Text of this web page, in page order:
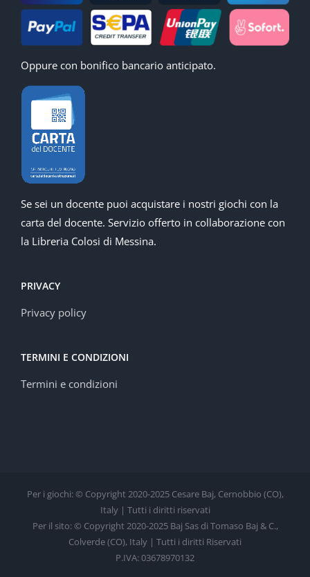
Oppure con bonifico bancario anticipato.
Se sei un docente puoi acquistare i nostri giochi con la
carta del docente. Servizio offerto in collaborazione con
la Libreria Colosi di Messina.
PRIVACY
Privacy policy
TERMINI E CONDIZIONI
Termini e condizioni
Per i giochi: © Copyright 2020-2025 Cesare Baj, Cernobbio (CO),
Italy | Tutti i diritti riservati
Per il sito: © Copyright 2020-2025 Baj Sas di Tomaso Baj & C.,
Colverde (CO), Italy | Tutti i diritti Riservati
P.IVA: 03678970132